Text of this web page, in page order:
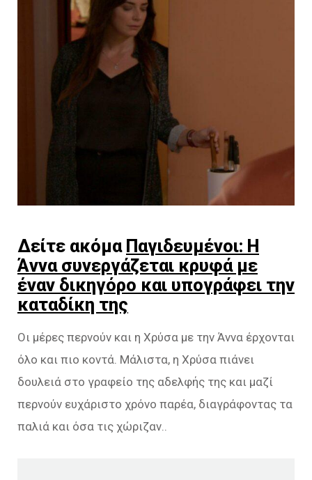
Δείτε ακόμα Παγιδευμένοι: Η
Άννα συνεργάζεται κρυφά με
έναν δικηγόρο και υπογράφει την
καταδίκη της
Οι μέρες περνούν και η Χρύσα με την Άννα έρχονται
όλο και πιο κοντά. Μάλιστα, η Χρύσα πιάνει
δουλειά στο γραφείο της αδελφής της και μαζί
περνούν ευχάριστο χρόνο παρέα, διαγράφοντας τα
παλιά και όσα τις χώριζαν..